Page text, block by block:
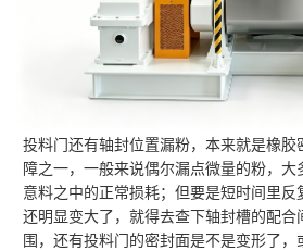
投料门还有轴封位置漏粉，本来就是橡胶
障之一，一般来说偶尔漏点微量的粉，
意料之中的正常损耗；但要是短时间里
还明显变大了，就得去查下轴封槽的配合
围，还有投料门的密封面是不是变形了，